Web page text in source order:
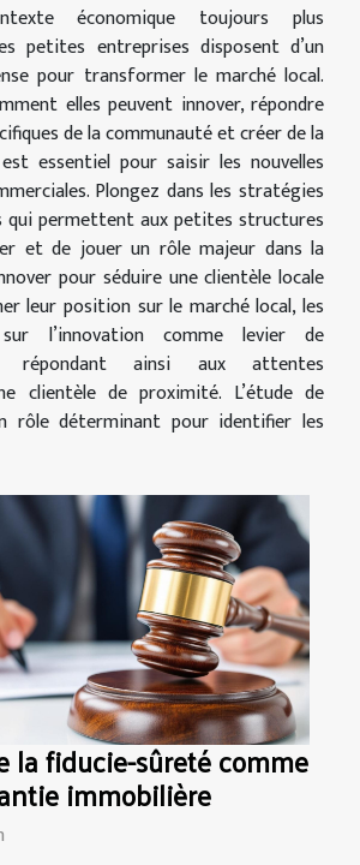
économique toujours plus
petites entreprises disposent d’un
pour transformer le marché local.
elles peuvent innover, répondre
de la communauté et créer de la
essentiel pour saisir les nouvelles
Plongez dans les stratégies
qui permettent aux petites structures
et de jouer un rôle majeur dans la
pour séduire une clientèle locale
leur position sur le marché local, les
l’innovation comme levier de
répondant ainsi aux attentes
clientèle de proximité. L’étude de
rôle déterminant pour identifier les
la fiducie-sûreté comme
immobilière